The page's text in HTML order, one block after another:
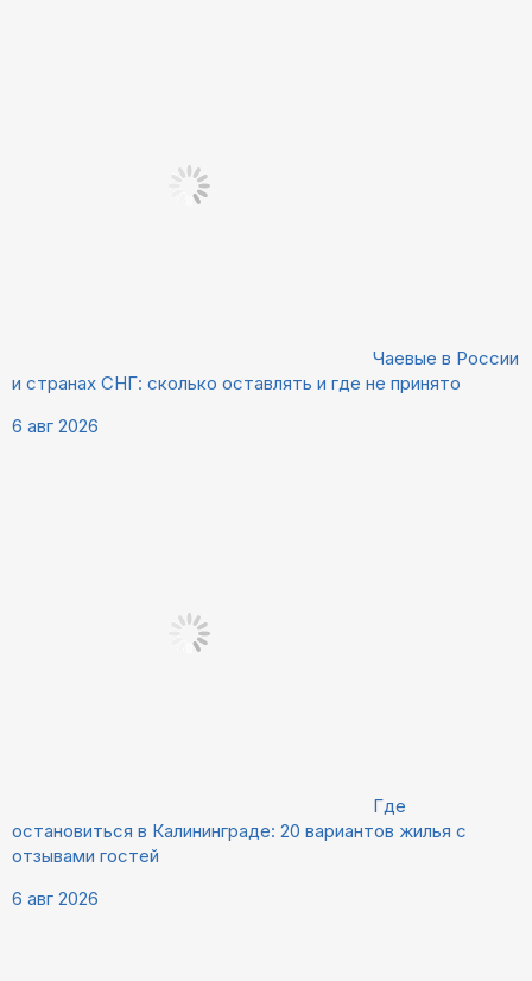
Чаевые в России
и странах СНГ: сколько оставлять и где не принято
6 авг 2026
Где
остановиться в Калининграде: 20 вариантов жилья с
отзывами гостей
6 авг 2026